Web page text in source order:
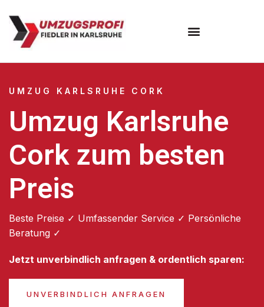
UMZUG KARLSRUHE CORK
Umzug Karlsruhe
Cork zum besten
Preis
Beste Preise ✓ Umfassender Service ✓ Persönliche
Beratung ✓
Jetzt unverbindlich anfragen & ordentlich sparen:
UNVERBINDLICH ANFRAGEN